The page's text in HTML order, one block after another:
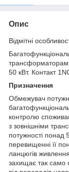
Опис
Відмітні
50 кВт. Контакт
Призначення
Обмежувач
контролю
з зовнішніми
потужності понад
перевищенні її
ланцюгів
захищає так само